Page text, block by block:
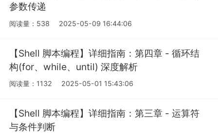
参数传递
阅读量：538 2025-05-09 16:44:06
【Shell 脚本编程】详细指南：第四章 - 循环结
构(for、while、until) 深度解析
阅读量：1132 2025-05-01 15:43:06
【Shell 脚本编程】详细指南：第三章 - 运算符
与条件判断